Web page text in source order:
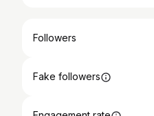
Followers
Fake followers